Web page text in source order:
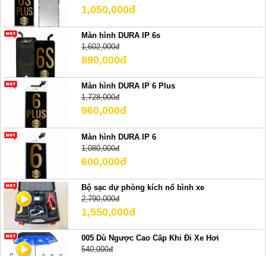
1,050,000đ
Màn hình DURA IP 6s
1,602,000đ
890,000đ
Màn hình DURA IP 6 Plus
1,728,000đ
960,000đ
Màn hình DURA IP 6
1,080,000đ
600,000đ
Bộ sạc dự phòng kích nổ bình xe
2,790,000đ
1,550,000đ
005 Dù Ngược Cao Cấp Khi Đi Xe Hơi
540,000đ